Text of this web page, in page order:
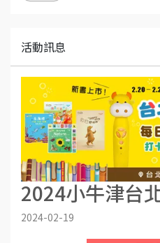
活動訊息
2024小牛津台
2024-02-19